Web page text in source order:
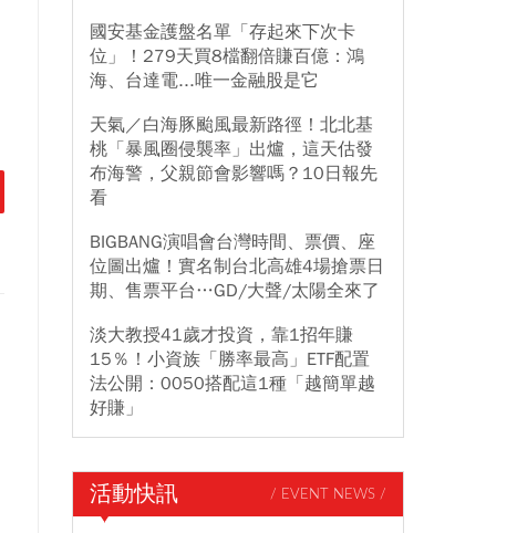
國安基金護盤名單「存起來下次卡
位」！279天買8檔翻倍賺百億：鴻
海、台達電...唯一金融股是它
天氣／白海豚颱風最新路徑！北北基
桃「暴風圈侵襲率」出爐，這天估發
布海警，父親節會影響嗎？10日報先
看
BIGBANG演唱會台灣時間、票價、座
位圖出爐！實名制台北高雄4場搶票日
期、售票平台…GD/大聲/太陽全來了
淡大教授41歲才投資，靠1招年賺
15％！小資族「勝率最高」ETF配置
法公開：0050搭配這1種「越簡單越
好賺」
活動快訊 / EVENT NEWS /